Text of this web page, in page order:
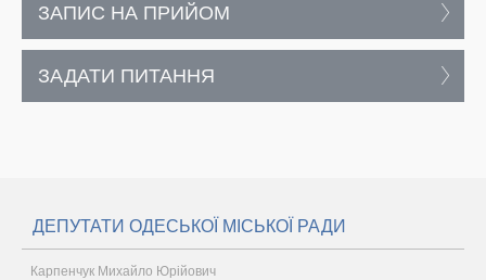
ЗАПИС НА ПРИЙОМ
ЗАДАТИ ПИТАННЯ
ДЕПУТАТИ ОДЕСЬКОЇ МІСЬКОЇ РАДИ
Карпенчук Михайло Юрійович